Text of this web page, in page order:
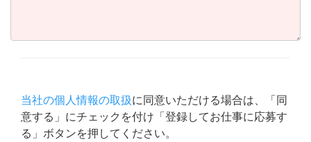
当社の個人情報の取扱に同意いただける場合は、「同
意する」にチェックを付け「登録してお仕事に応募す
る」ボタンを押してください。